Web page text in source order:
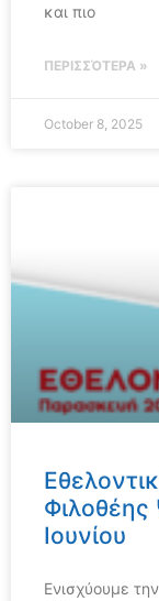
και πιο
ΠΕΡΙΣΣΌΤΕΡΑ »
October 8, 2025
Ιουνίου
Ενισχύουμε